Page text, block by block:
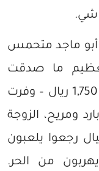
أبو ماجد متحمس
ما صدقت
نفسي! الفاتورة نزلت من 5,100 لـ 1,750 ريال – وفرت
ومريح، الزوجة
رجعوا يلعبون
من الحر.